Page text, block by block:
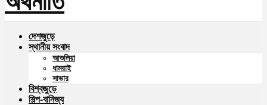
দেশজুড়ে
স্থানীয় সংবাদ
আশুলিয়া
ধামরাই
সাভার
বিশ্বজুড়ে
শিল্প-বানিজ্য